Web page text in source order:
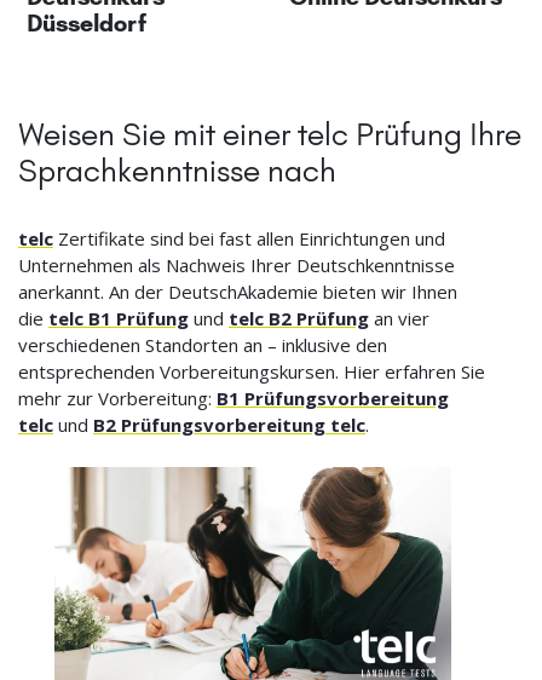
Düsseldorf
Weisen Sie mit einer telc Prüfung Ihre
Sprachkenntnisse nach
telc Zertifikate sind bei fast allen Einrichtungen und
Unternehmen als Nachweis Ihrer Deutschkenntnisse
anerkannt. An der DeutschAkademie bieten wir Ihnen
die telc B1 Prüfung und telc B2 Prüfung an vier
verschiedenen Standorten an – inklusive den
entsprechenden Vorbereitungskursen. Hier erfahren Sie
mehr zur Vorbereitung: B1 Prüfungsvorbereitung
telc und B2 Prüfungsvorbereitung telc.